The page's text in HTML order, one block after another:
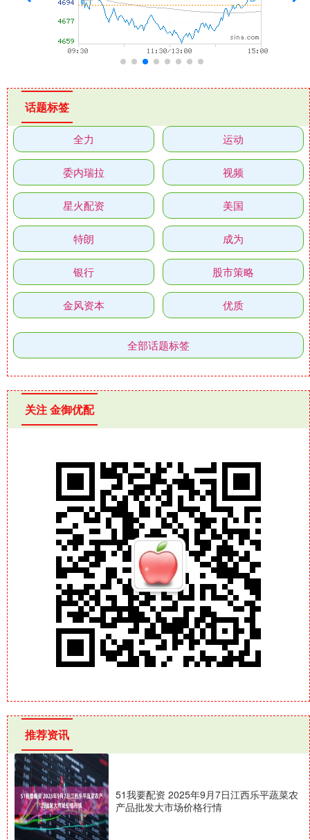
话题标签
全力 运动
委内瑞拉 视频
星火配资 美国
特朗 成为
银行 股市策略
金风资本 优质
全部话题标签
关注 金御优配
推荐资讯
51我要配资 2025年9月7日江西乐平蔬菜农
产品批发大市场价格行情